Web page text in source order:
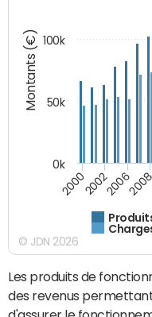
Montants (€)
2000200220062008
0k
50k
100k
© JDN 2026
Les produits de
des revenus